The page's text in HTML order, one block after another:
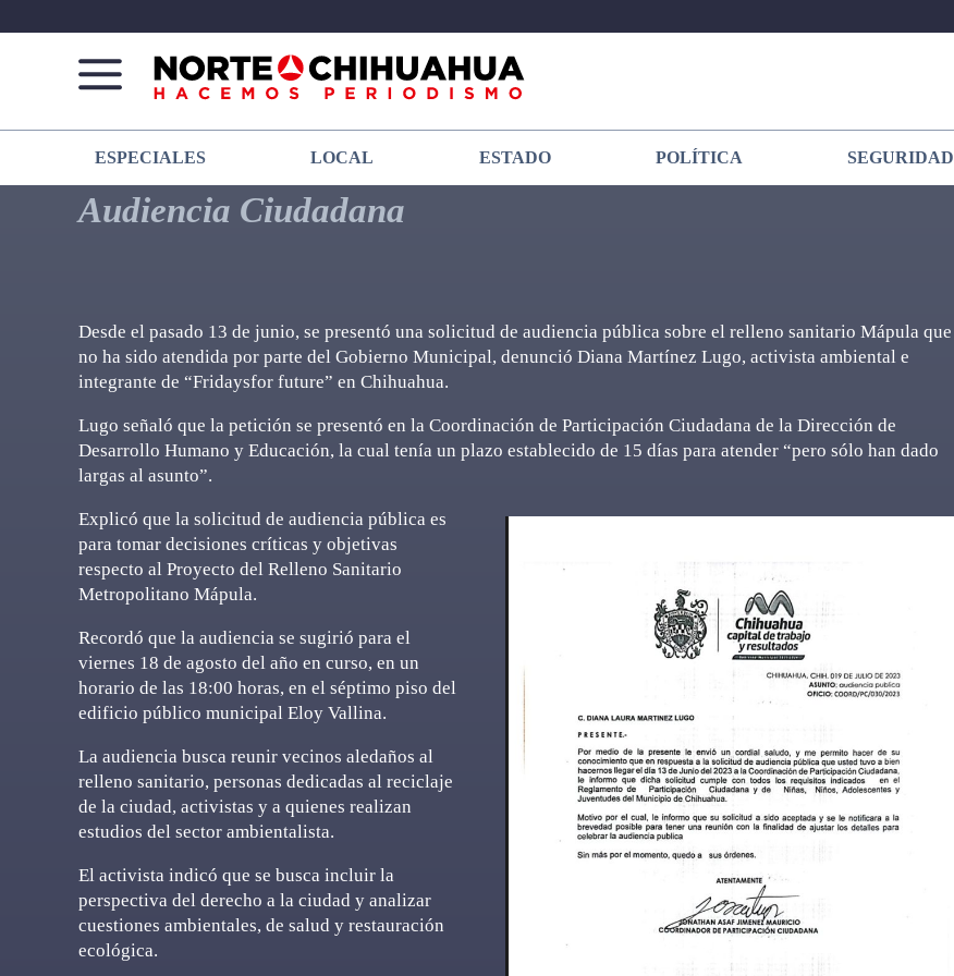
Norte
De
Chihuahua
Más
que
noticias,
hacemos periodismo
ESPECIALES LOCAL ESTADO POLÍTICA SEGURIDAD
Audiencia Ciudadana
Desde el pasado 13 de junio, se presentó una solicitud de audiencia pública sobre el relleno sanitario Mápula que
no ha sido atendida por parte del Gobierno Municipal, denunció Diana Martínez Lugo, activista ambiental e
integrante de “Fridaysfor future” en Chihuahua.
Lugo señaló que la petición se presentó en la Coordinación de Participación Ciudadana de la Dirección de
Desarrollo Humano y Educación, la cual tenía un plazo establecido de 15 días para atender “pero sólo han dado
largas al asunto”.
Explicó que la solicitud de audiencia pública es
para tomar decisiones críticas y objetivas
respecto al Proyecto del Relleno Sanitario
Metropolitano Mápula.
Recordó que la audiencia se sugirió para el
viernes 18 de agosto del año en curso, en un
horario de las 18:00 horas, en el séptimo piso del
edificio público municipal Eloy Vallina.
La audiencia busca reunir vecinos aledaños al
relleno sanitario, personas dedicadas al reciclaje
de la ciudad, activistas y a quienes realizan
estudios del sector ambientalista.
El activista indicó que se busca incluir la
perspectiva del derecho a la ciudad y analizar
cuestiones ambientales, de salud y restauración
ecológica.